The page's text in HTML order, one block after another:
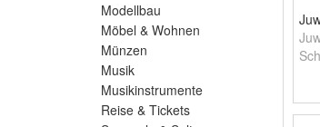
Modellbau
Möbel & Wohnen
Münzen
Musik
Musikinstrumente
Reise & Tickets